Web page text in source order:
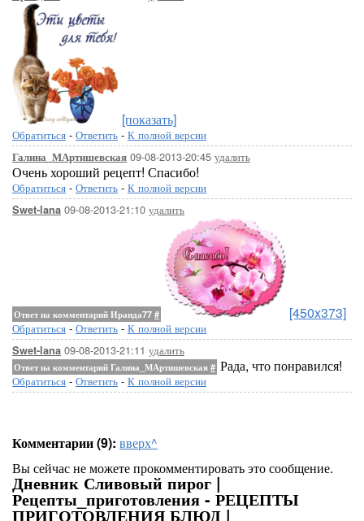
[показать]
Обратиться - Ответить - К полной версии
Галина_МАртишевская 09-08-2013-20:45 удалить
Очень хороший рецепт! Спасибо!
Обратиться - Ответить - К полной версии
Swet-lana 09-08-2013-21:10 удалить
Ответ на комментарий Ираида77 # [450x373]
Обратиться - Ответить - К полной версии
Swet-lana 09-08-2013-21:11 удалить
Ответ на комментарий Галина_МАртишевская # Рада, что понравился!
Обратиться - Ответить - К полной версии
Комментарии (9): вверх^
Вы сейчас не можете прокомментировать это сообщение.
Дневник Сливовый пирог |
Рецепты_приготовления - РЕЦЕПТЫ
ПРИГОТОВЛЕНИЯ БЛЮД |